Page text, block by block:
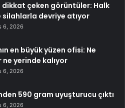
dikkat çeken görüntüler: Halk
silahlarla devriye atıyor
6, 2026
en büyük yüzen ofisi: Ne
ne yerinde kalıyor
6, 2026
590 gram uyuşturucu çıktı
6, 2026